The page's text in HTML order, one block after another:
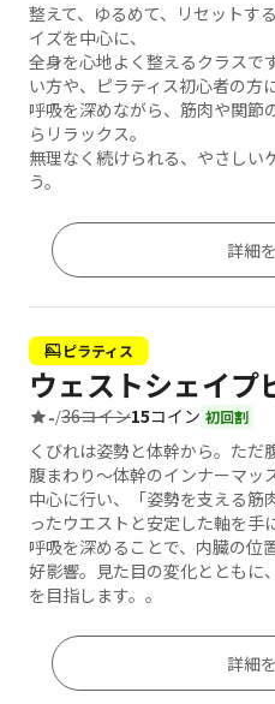
整えて、ゆるめて、リセットす
イズを中心に、
全身を心地よく整えるクラスで
い方や、ピラティス初心者の方
呼吸を深めながら、筋肉や関節
らリラックス。
無理なく続けられる、やさしい
う。
詳細
ピラティス
ウェストシェイプ
-/36コイン15コイン 初回割
くびれは姿勢と体幹から。た
腹まわり〜体幹のインナーマッ
中心に行い、「姿勢を支える筋
ったウエストと安定した軸を手
呼吸を深めることで、内臓の位
好影響。見た目の変化とともに
を目指します。。
詳細